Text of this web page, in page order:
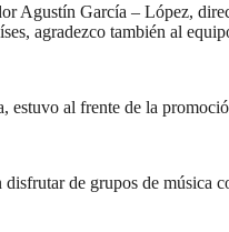
Agustín García – López,
agradezco también al
al frente de la
de grupos de música